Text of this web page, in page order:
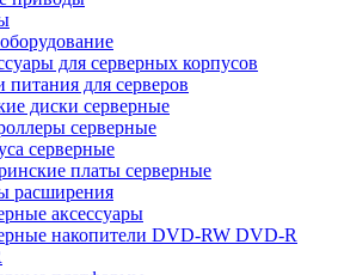
для серверных корпусов
питания для серверов
диски серверные
серверные
серверные
платы серверные
расширения
аксессуары
накопители DVD-RW DVD-R